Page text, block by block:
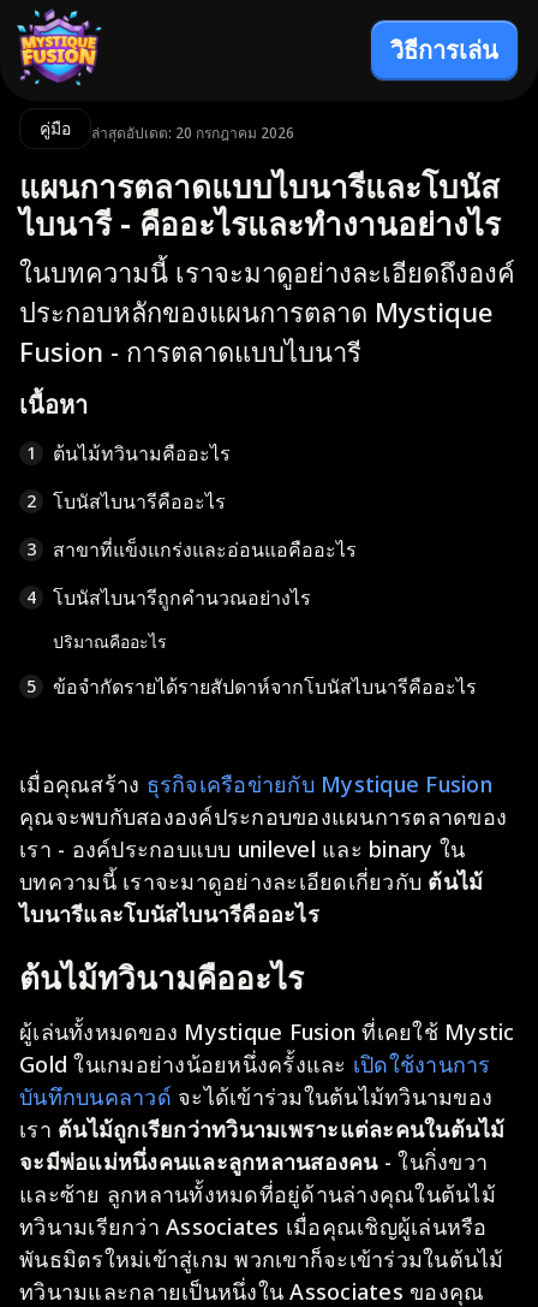
วิธีการเล่น
คู่มือ ล่าสุดอัปเดต: 20 กรกฎาคม 2026
แผนการตลาดแบบไบนารีและโบนัส
ไบนารี - คืออะไรและทำงานอย่างไร
ในบทความนี้ เราจะมาดูอย่างละเอียดถึงองค์
ประกอบหลักของแผนการตลาด Mystique
Fusion - การตลาดแบบไบนารี
เนื้อหา
1 ต้นไม้ทวินามคืออะไร
2 โบนัสไบนารีคืออะไร
3 สาขาที่แข็งแกร่งและอ่อนแอคืออะไร
4 โบนัสไบนารีถูกคำนวณอย่างไร
ปริมาณคืออะไร
5
ข้อจำกัดรายได้รายสัปดาห์จากโบนัสไบนารีคืออะไร
เมื่อคุณสร้าง ธุรกิจเครือข่ายกับ Mystique Fusion
คุณจะพบกับสององค์ประกอบของแผนการตลาดของ
เรา - องค์ประกอบแบบ unilevel และ binary ใน
บทความนี้ เราจะมาดูอย่างละเอียดเกี่ยวกับ ต้นไม้
ไบนารีและโบนัสไบนารีคืออะไร
ต้นไม้ทวินามคืออะไร
ผู้เล่นทั้งหมดของ Mystique Fusion ที่เคยใช้ Mystic
Gold ในเกมอย่างน้อยหนึ่งครั้งและ เปิดใช้งานการ
บันทึกบนคลาวด์จะได้เข้าร่วมในต้นไม้ทวินามของ
เรา ต้นไม้ถูกเรียกว่าทวินามเพราะแต่ละคนในต้นไม้
จะมีพ่อแม่หนึ่งคนและลูกหลานสองคน- ในกิ่งขวา
และซ้าย ลูกหลานทั้งหมดที่อยู่ด้านล่างคุณในต้นไม้
ทวินามเรียกว่า Associates เมื่อคุณเชิญผู้เล่นหรือ
พันธมิตรใหม่เข้าสู่เกม พวกเขาก็จะเข้าร่วมในต้นไม้
ทวินามและกลายเป็นหนึ่งใน Associates ของคุณ